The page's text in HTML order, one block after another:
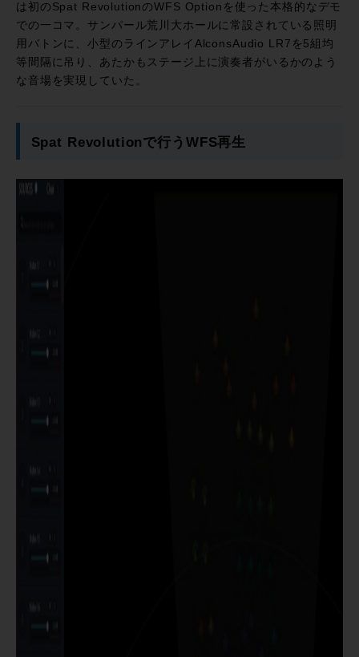
は初のSpat RevolutionのWFS Optionを使った本格的なデモ
での一コマ。サンパール荒川大ホールに常設されている照明
用バトンに、小型のラインアレイAlconsAudio LR7を5組均
等間隔に吊り、あたかもステージ上に演奏者がいるかのよう
な音場を実現していた。
Spat Revolutionで行うWFS再生